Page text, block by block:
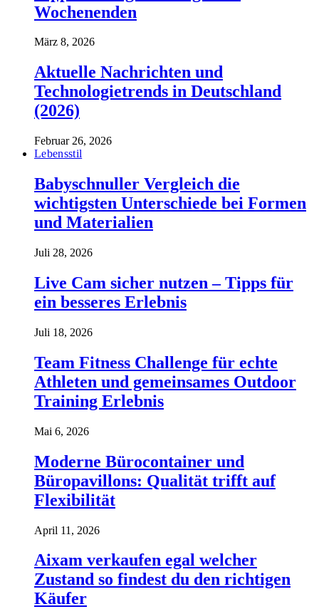
Wochenenden
März 8, 2026
Aktuelle Nachrichten und
Technologietrends in Deutschland
(2026)
Februar 26, 2026
Lebensstil
Babyschnuller Vergleich die
wichtigsten Unterschiede bei Formen
und Materialien
Juli 28, 2026
Live Cam sicher nutzen – Tipps für
ein besseres Erlebnis
Juli 18, 2026
Team Fitness Challenge für echte
Athleten und gemeinsames Outdoor
Training Erlebnis
Mai 6, 2026
Moderne Bürocontainer und
Büropavillons: Qualität trifft auf
Flexibilität
April 11, 2026
Aixam verkaufen egal welcher
Zustand so findest du den richtigen
Käufer